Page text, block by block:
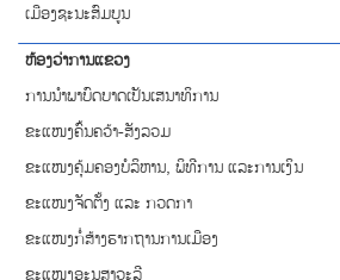
ເມືອງຊະນະສົມບູນ
ຫ້ອງວ່າການແຂວງ
ການ​​ນຳພາ​ບົດບາດ​​ເປັນເສນາ​ທິການ
ຂະແໜງຄົ້ນຄວ້າ-ສັງລວມ
ຂະແໜງຄຸ້ມຄອງບໍລິຫານ, ພິທີການ ແລະການເງິນ
ຂະແໜງຈັດຕັ້ງ ແລະ ກວດກາ
ຂະແໜງກໍ່ສ້າງຮາກຖານການເມືອງ
ຂະແໜງອະນຸສາວະລີ